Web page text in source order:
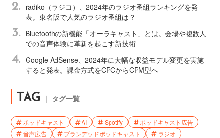
2.
radiko（ラジコ）、2024年のラジオ番組ランキングを発
表。東名阪で人気のラジオ番組は？
3.
Bluetoothの新機能「オーラキャスト」とは。会場や複数人
での音声体験に革新を起こす新技術
4. Google AdSense、2024年に大幅な収益モデル変更を実施
すると発表。課金方式をCPCからCPM型へ
TAG ｜ タグ一覧
ポッドキャスト AI Spotify
ポッドキャスト広告
音声広告
ブランデッドポッドキャスト
ラジオ